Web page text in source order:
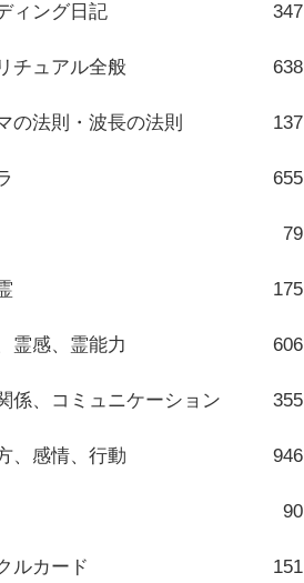
ィング日記 347
チュアル全般 638
の法則・波長の法則 137
655
79
175
霊感、霊能力 606
係、コミュニケーション 355
、感情、行動 946
90
ルカード 151